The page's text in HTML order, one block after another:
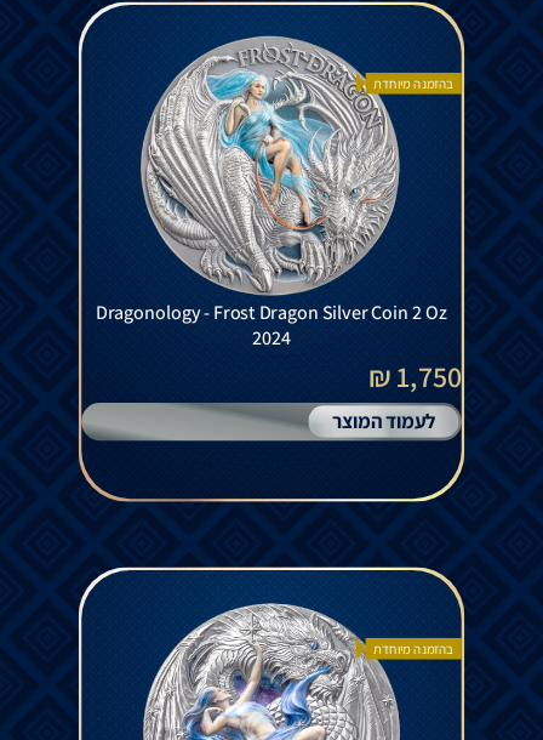
בהזמנה מיוחדת
Dragonology - Frost Dragon Silver Coin 2 Oz
2024
1,750 ₪
לעמוד המוצר
בהזמנה מיוחדת